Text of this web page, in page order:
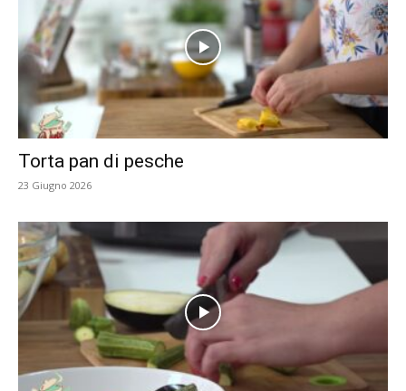
Torta pan di pesche
23 Giugno 2026